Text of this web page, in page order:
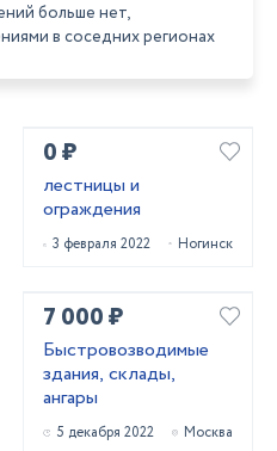
больше нет,
в соседних регионах
0 ₽
лестницы и
ограждения
3 февраля 2022 Ногинск
7 000 ₽
Быстровозводимые
здания, склады,
ангары
5 декабря 2022 Москва